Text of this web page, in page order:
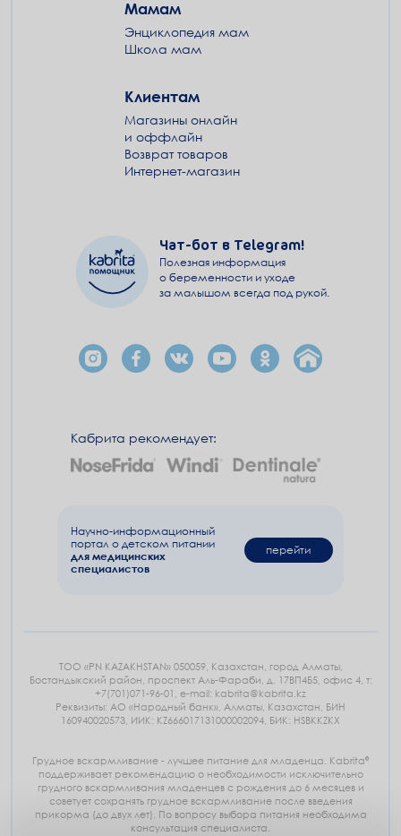
Мамам
Энциклопедия мам
Школа мам
Клиентам
Магазины онлайн
и оффлайн
Возврат товаров
Интернет-магазин
Чат-бот в Telegram!
Полезная информация
о беременности и уходе
за малышом всегда под рукой.
Кабрита рекомендует:
Научно-информационный
портал о детском питании
для медицинских
специалистов
перейти
ТОО «PN KAZAKHSTAN» 050059, Казахстан, город Алматы,
Бостандыкский район, проспект Аль-Фараби, д. 17ВП4Б5, офис 4, т:
+7(701)071-96-01, e-mail: kabrita@kabrita.kz
Реквизиты: АО «Народный банк», Алматы, Казахстан, БИН
160940020573, ИИК: KZ666017131000002094, БИК: HSBKKZKX
Грудное вскармливание - лучшее питание для младенца. Kabrita®
поддерживает рекомендацию о необходимости исключительно
грудного вскармливания младенцев с рождения до 6 месяцев и
советует сохранять грудное вскармливание после введения
прикорма (до двух лет). По вопросу выбора питания необходима
консультация специалиста.